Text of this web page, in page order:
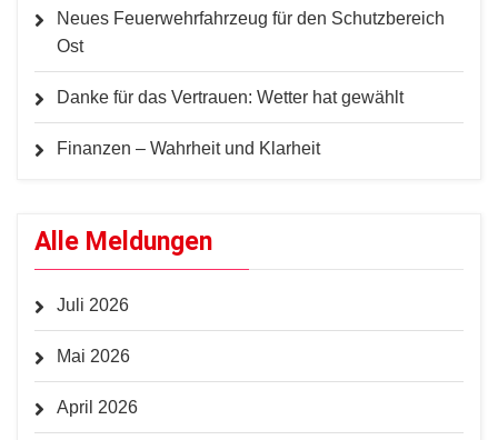
Neues Feuerwehrfahrzeug für den Schutzbereich
Ost
Danke für das Vertrauen: Wetter hat gewählt
Finanzen – Wahrheit und Klarheit
Alle Meldungen
Juli 2026
Mai 2026
April 2026